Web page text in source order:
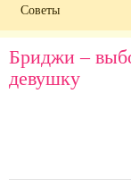
Советы
Бриджи –
девушку